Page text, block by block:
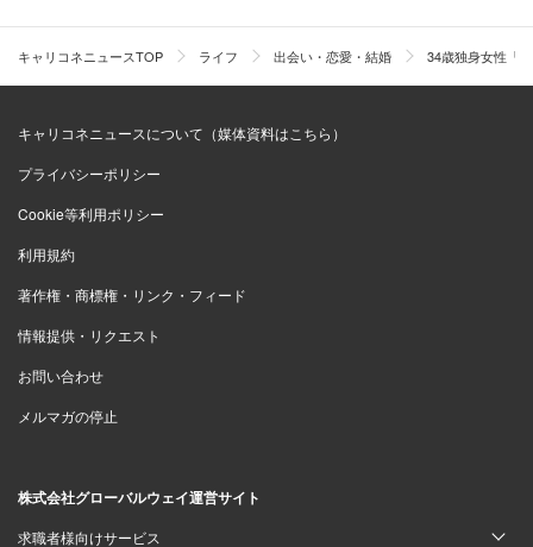
キャリコネニュースTOP ライフ 出会い・恋愛・結婚 34歳独身女性「
キャリコネニュースについて（媒体資料はこちら）
プライバシーポリシー
Cookie等利用ポリシー
利用規約
著作権・商標権・リンク・フィード
情報提供・リクエスト
お問い合わせ
メルマガの停止
株式会社グローバルウェイ運営サイト
求職者様向けサービス